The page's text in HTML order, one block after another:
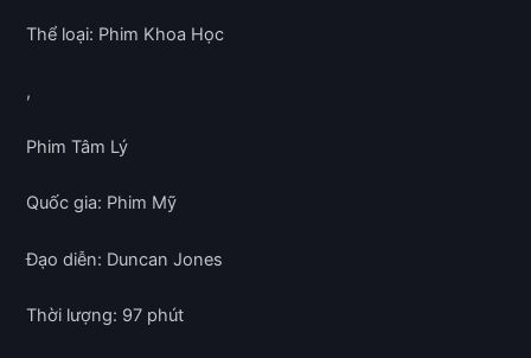
Thể loại: Phim Khoa Học
,
Phim Tâm Lý
Quốc gia: Phim Mỹ
Đạo diễn: Duncan Jones
Thời lượng: 97 phút